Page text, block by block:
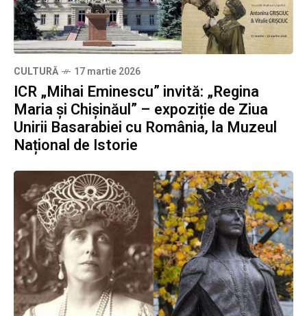
CULTURĂ 17 martie 2026
ICR „Mihai Eminescu” invită: „Regina
Maria și Chișinăul” – expoziție de Ziua
Unirii Basarabiei cu România, la Muzeul
Național de Istorie